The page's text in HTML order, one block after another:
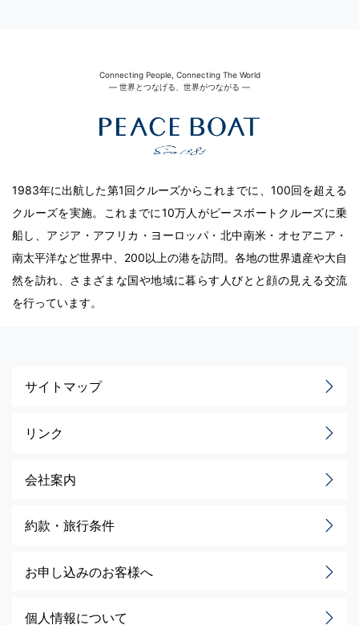
Connecting People, Connecting The World
― 世界とつなげる、世界がつながる ―
1983年に出航した第1回クルーズからこれまでに、100回を超える
クルーズを実施。これまでに10万人がピースボートクルーズに乗
船し、アジア・アフリカ・ヨーロッパ・北中南米・オセアニア・
南太平洋など世界中、200以上の港を訪問。各地の世界遺産や大自
然を訪れ、さまざまな国や地域に暮らす人びとと顔の見える交流
を行っています。
サイトマップ
リンク
会社案内
約款・旅行条件
お申し込みのお客様へ
個人情報について